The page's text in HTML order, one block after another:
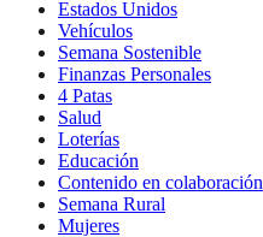
Estados Unidos
Vehículos
Semana Sostenible
Finanzas Personales
4 Patas
Salud
Loterías
Educación
Contenido en colaboración
Semana Rural
Mujeres